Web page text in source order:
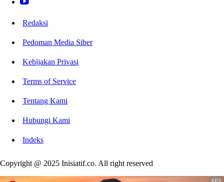
Redaksi
Pedoman Media Siber
Kebijakan Privasi
Terms of Service
Tentang Kami
Hubungi Kami
Indeks
Copyright @ 2025 Inisiatif.co. All right reserved